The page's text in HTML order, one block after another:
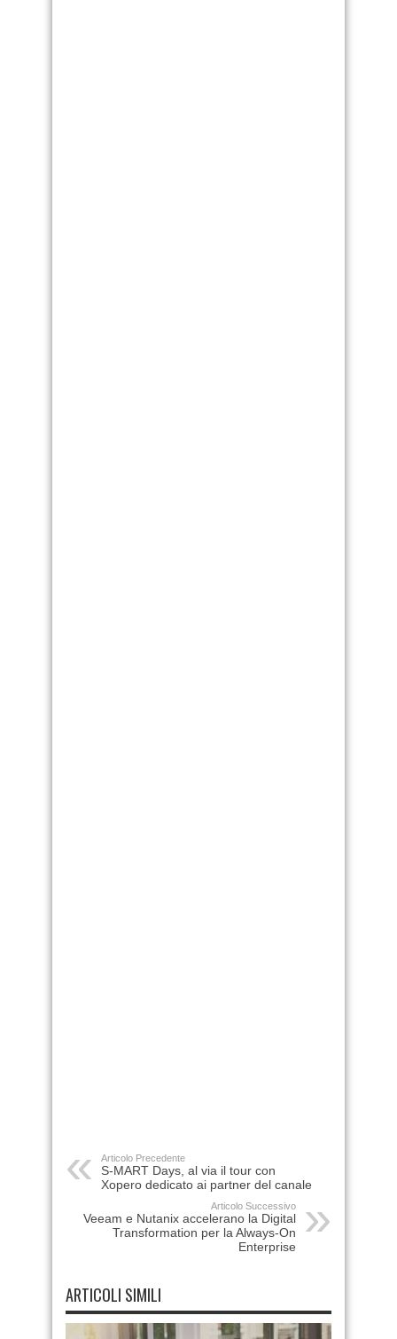
Articolo Precedente
S-MART Days, al via il tour con
Xopero dedicato ai partner del canale
Articolo Successivo
Veeam e Nutanix accelerano la Digital
Transformation per la Always-On
Enterprise
ARTICOLI SIMILI